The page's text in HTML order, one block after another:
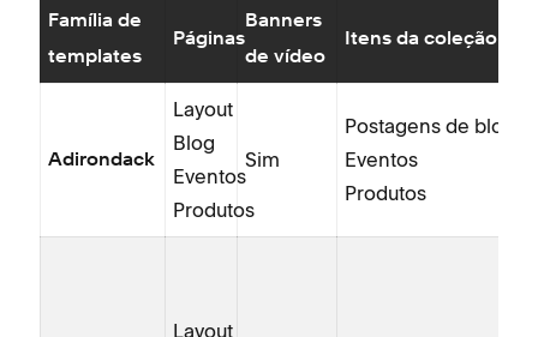
Família de
templates
Páginas
Banners
de vídeo
Itens da coleção
Adirondack
Layout
Blog
Eventos
Produtos
Sim
Postagens de blog
Eventos
Produtos
Layout